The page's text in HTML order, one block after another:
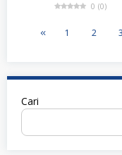
0 (0)
1 2 3
Cari